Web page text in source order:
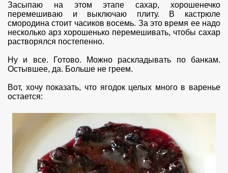
Засыпаю на этом этапе сахар, хорошенечко
перемешиваю и выключаю плиту. В кастрюле
смородина стоит часиков восемь. За это время ее надо
несколько арз хорошенько перемешивать, чтобы сахар
растворялся постепенно.
Ну и все. Готово. Можно раскладывать по банкам.
Остывшее, да. Больше не греем.
Вот, хочу показать, что ягодок целых много в варенье
остается: